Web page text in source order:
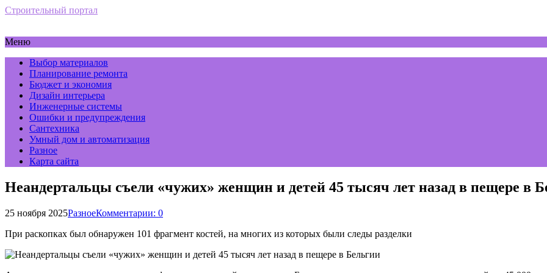
Строительный портал
Меню
Выбор материалов
Планирование ремонта
Бюджет и экономия
Дизайн интерьера
Инженерные системы
Ошибки и предупреждения
Сантехника
Умный дом и автоматизация
Разное
Карта сайта
Неандертальцы съели «чужих» женщин и детей 45 тысяч лет назад в пещере в
25 ноября 2025РазноеКомментарии: 0
При раскопках был обнаружен 101 фрагмент костей, на многих из которых были следы разделки